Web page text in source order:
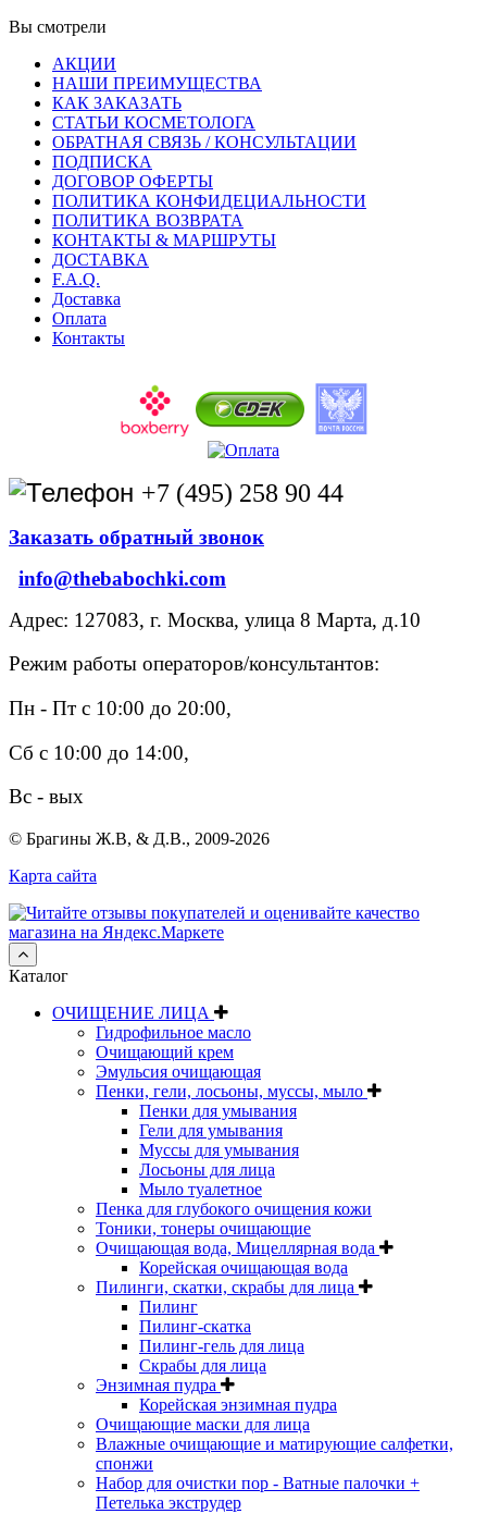
Вы смотрели
АКЦИИ
НАШИ ПРЕИМУЩЕСТВА
КАК ЗАКАЗАТЬ
СТАТЬИ КОСМЕТОЛОГА
ОБРАТНАЯ СВЯЗЬ / КОНСУЛЬТАЦИИ
ПОДПИСКА
ДОГОВОР ОФЕРТЫ
ПОЛИТИКА КОНФИДЕЦИАЛЬНОСТИ
ПОЛИТИКА ВОЗВРАТА
КОНТАКТЫ & МАРШРУТЫ
ДОСТАВКА
F.A.Q.
Доставка
Оплата
Контакты
+7 (495) 258 90 44
Заказать обратный звонок
info@thebabochki.com
Адрес: 127083, г. Москва, улица 8 Марта, д.10
Режим работы операторов/консультантов:
Пн - Пт с 10:00 до 20:00,
Сб с 10:00 до 14:00,
Вс - вых
© Брагины Ж.В, & Д.В., 2009-2026
Карта сайта
Каталог
ОЧИЩЕНИЕ ЛИЦА
Гидрофильное масло
Очищающий крем
Эмульсия очищающая
Пенки, гели, лосьоны, муссы, мыло
Пенки для умывания
Гели для умывания
Муссы для умывания
Лосьоны для лица
Мыло туалетное
Пенка для глубокого очищения кожи
Тоники, тонеры очищающие
Очищающая вода, Мицеллярная вода
Корейская очищающая вода
Пилинги, скатки, скрабы для лица
Пилинг
Пилинг-скатка
Пилинг-гель для лица
Скрабы для лица
Энзимная пудра
Корейская энзимная пудра
Очищающие маски для лица
Влажные очищающие и матирующие салфетки,
спонжи
Набор для очистки пор - Ватные палочки +
Петелька экструдер